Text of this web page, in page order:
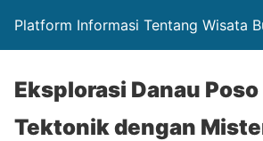
Platform Informasi Tentang Wisata
Eksplorasi Danau Poso
Tektonik dengan